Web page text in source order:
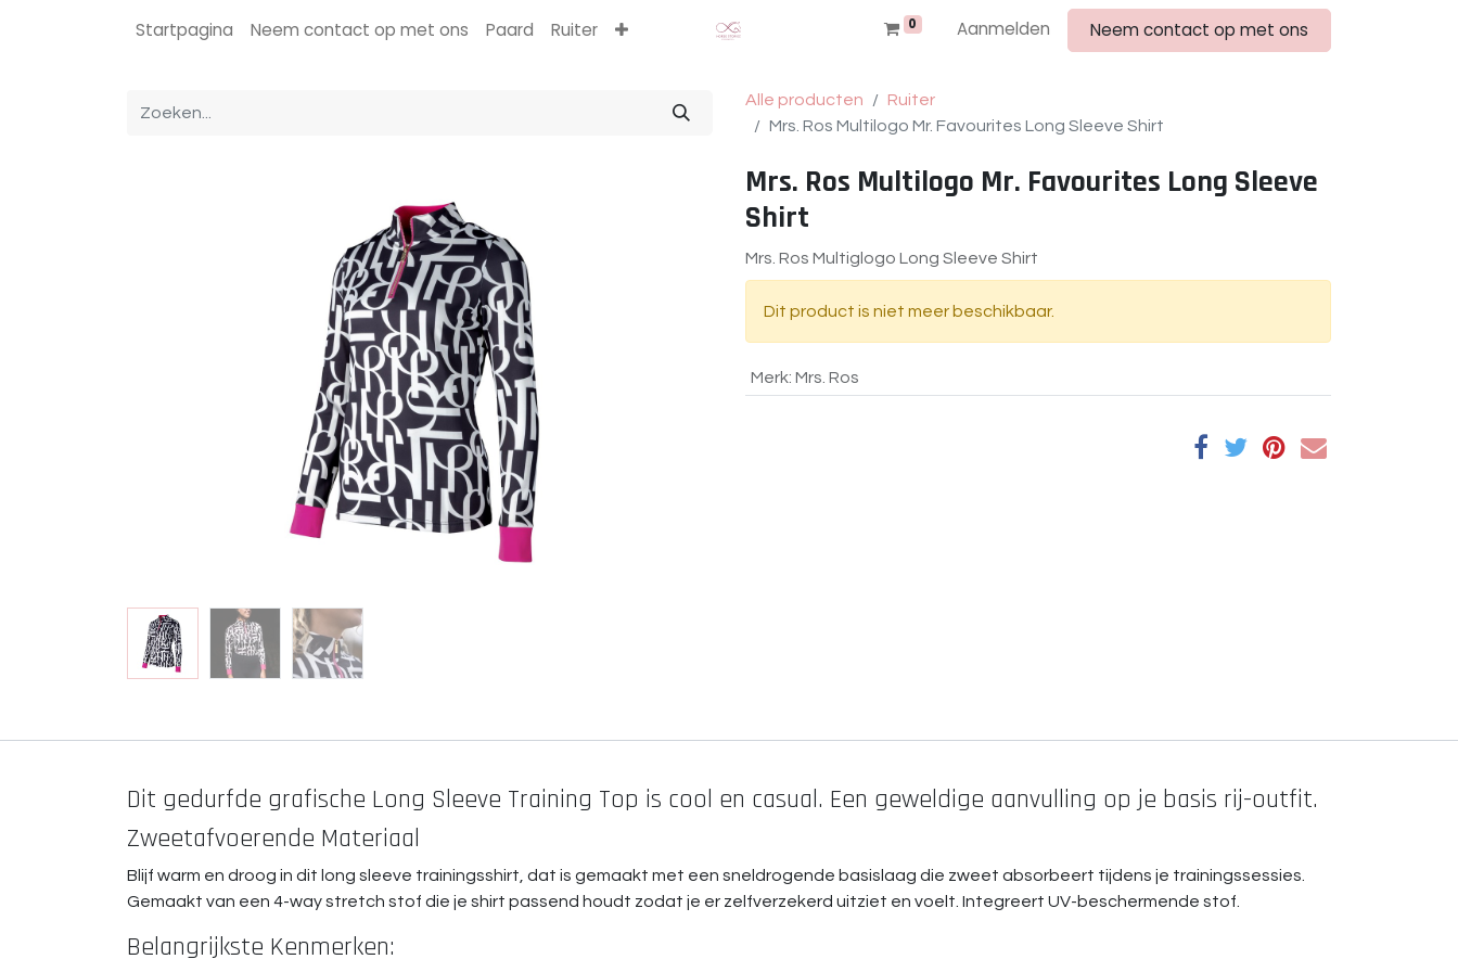
0 Aanmelden Neem contact op met ons
Startpagina Neem contact op met ons Paard Ruiter
Alle producten
Ruiter
Mrs. Ros Multilogo Mr. Favourites Long Sleeve Shirt
Mrs. Ros Multilogo Mr. Favourites Long Sleeve
Shirt
Mrs. Ros Multiglogo Long Sleeve Shirt
Dit product is niet meer beschikbaar.
Merk: Mrs. Ros
Dit gedurfde grafische Long Sleeve Training Top is cool en casual. Een geweldige aanvulling op je basis rij-outfit.
Zweetafvoerende Materiaal
Blijf warm en droog in dit long sleeve trainingsshirt, dat is gemaakt met een sneldrogende basislaag die zweet absorbeert tijdens je trainingssessies.
Gemaakt van een 4-way stretch stof die je shirt passend houdt zodat je er zelfverzekerd uitziet en voelt. Integreert UV-beschermende stof.
Belangrijkste Kenmerken: